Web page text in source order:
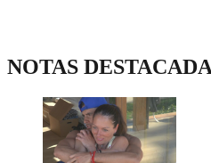
NOTAS